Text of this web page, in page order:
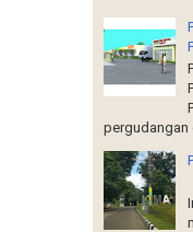
pergudangan